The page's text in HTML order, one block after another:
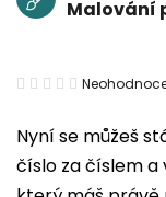
Nyní se můžeš
číslo za číslem
Malování
Průměrné
produktu
je